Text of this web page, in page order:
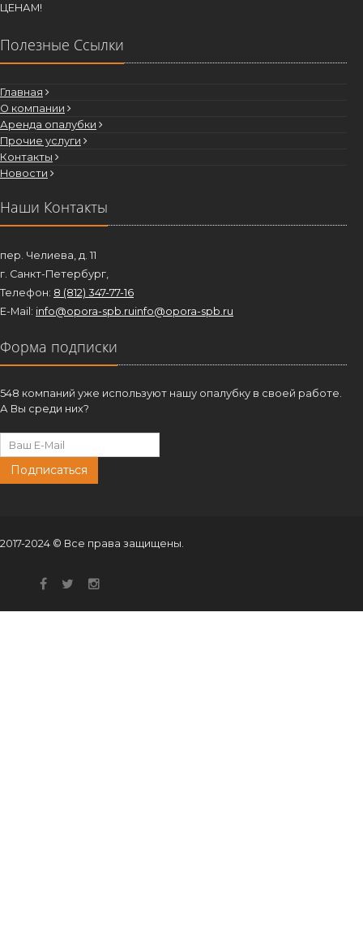
ЦЕНАМ!
Полезные Ссылки
Главная
О компании
Аренда опалубки
Прочие услуги
Контакты
Новости
Наши Контакты
пер. Челиева, д. 11
г. Санкт-Петербург,
Телефон: 8 (812) 347-77-16
E-Mail: info@opora-spb.ruinfo@opora-spb.ru
Форма подписки
548 компаний уже используют нашу опалубку в своей работе.
А Вы среди них?
Подписаться
2017-2024 © Все права защищены.